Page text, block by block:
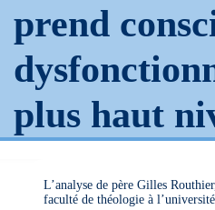
prend
plus haut
L’analyse de père Gilles
faculté de théologie à